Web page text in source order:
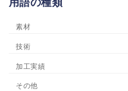
素材
技術
加工実績
その他